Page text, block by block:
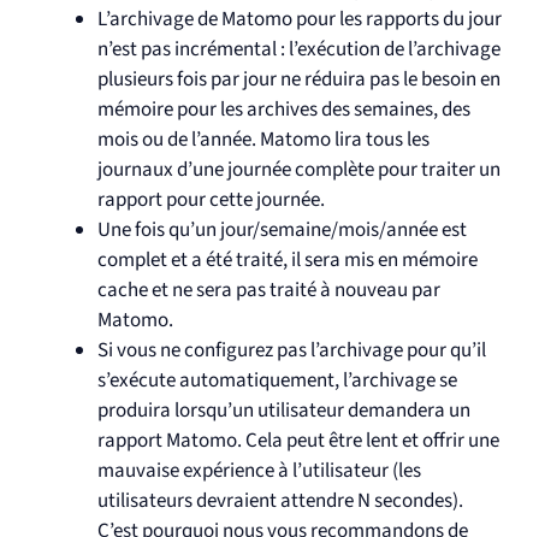
L’archivage de Matomo pour les rapports du jour
n’est pas incrémental : l’exécution de l’archivage
plusieurs fois par jour ne réduira pas le besoin en
mémoire pour les archives des semaines, des
mois ou de l’année. Matomo lira tous les
journaux d’une journée complète pour traiter un
rapport pour cette journée.
Une fois qu’un jour/semaine/mois/année est
complet et a été traité, il sera mis en mémoire
cache et ne sera pas traité à nouveau par
Matomo.
Si vous ne configurez pas l’archivage pour qu’il
s’exécute automatiquement, l’archivage se
produira lorsqu’un utilisateur demandera un
rapport Matomo. Cela peut être lent et offrir une
mauvaise expérience à l’utilisateur (les
utilisateurs devraient attendre N secondes).